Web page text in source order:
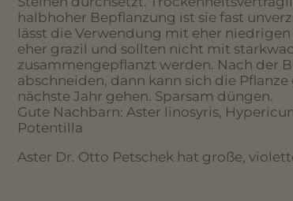
halbhoher Bepflanzung ist sie fast
lässt die Verwendung mit eher
eher grazil und sollten nicht mit
zusammengepflanzt werden. Nach der
abschneiden, dann kann sich die
nächste Jahr gehen. Sparsam düngen.
Gute Nachbarn: Aster linosyris,
Potentilla
Aster Dr. Otto Petschek hat große,